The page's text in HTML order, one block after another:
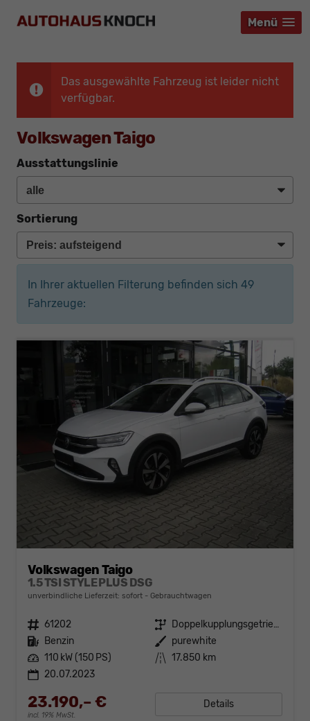
Menü
Menü
Menü
Das ausgewählte Fahrzeug ist leider nicht
verfügbar.
Volkswagen Taigo
Ausstattungslinie
Sortierung
In Ihrer aktuellen Filterung befinden sich 49
Fahrzeuge:
Volkswagen Taigo
1.5 TSI STYLE PLUS DSG
unverbindliche Lieferzeit: sofort Gebrauchtwagen
Fahrzeugnr. 61202 Getriebe
Doppelkupplungsgetriebe (DSG)
Kraftstoff Benzin Außenfarbe purewhite
Leistung 110 kW (150 PS) Kilometerstand 17.850 km
20.07.2023
23.190,– €
incl. 19% MwSt.
Details